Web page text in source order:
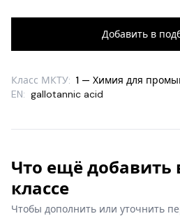
Добавить в
Класс МКТУ: 1 — Химия для
EN: gallotannic acid
Что ещё добавить
классе
Чтобы дополнить или уточнить